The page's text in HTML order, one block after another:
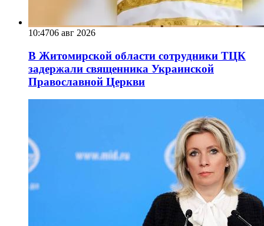
10:4706 авг 2026
В Житомирской области сотрудники ТЦК
задержали священника Украинской
Православной Церкви